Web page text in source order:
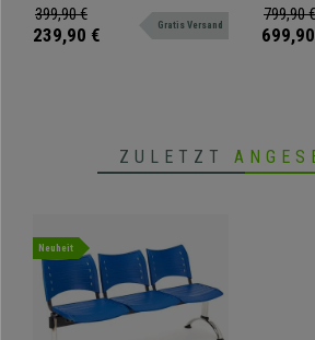
Metallfußkreuz, Farbe Grau
bequem, mit eleganter
Verarbeitung und Metallfußkreuz.
399,90 €
239,90 € Gratis Versand
Nutzer
die ISO
799,90 €
ZULETZT
Neuheit